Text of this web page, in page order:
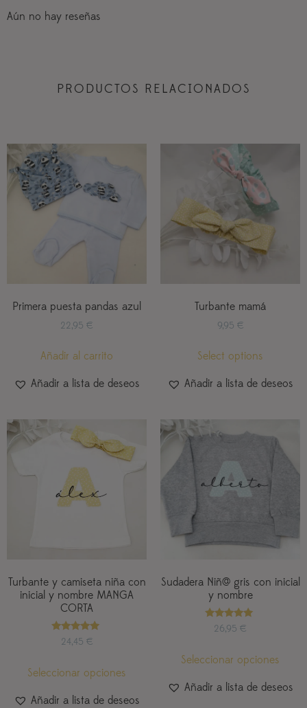
Aún no hay reseñas
PRODUCTOS RELACIONADOS
Primera puesta pandas azul
22,95 €
Añadir al carrito
Añadir a lista de deseos
Turbante mamá
9,95 €
Select options
Añadir a lista de deseos
Turbante y camiseta niña con
inicial y nombre MANGA
CORTA
Valorado
con
24,45 €
Seleccionar opciones
Añadir a lista de deseos
Sudadera Niñ@ gris con inicial
y nombre
Valorado
con
26,95 €
Seleccionar opciones
Añadir a lista de deseos